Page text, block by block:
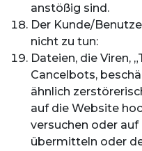
anstößig sind.
Der Kunde/
nicht zu tun:
Dateien, die Viren,
Cancelbots,
ähnlich
auf die Website
versuchen oder auf
übermitteln oder